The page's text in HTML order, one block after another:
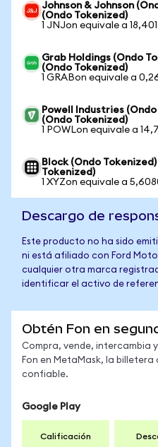
Johnson & Johnson
(Ondo Tokenized)
1 JNJon equivale a
Grab Holdings (Ondo
(Ondo Tokenized)
1 GRABon equivale a
Powell Industries
(Ondo Tokenized)
1 POWLon equivale a
Block (Ondo
Tokenized)
1 XYZon equivale a
Descargo de
Este producto no ha sido
ni está afiliado con Ford
cualquier otra marca
identificar el activo de
Obtén Fon en
Compra, vende, intercambia
Fon en MetaMask, la billetera
confiable.
Google Play
Calificación